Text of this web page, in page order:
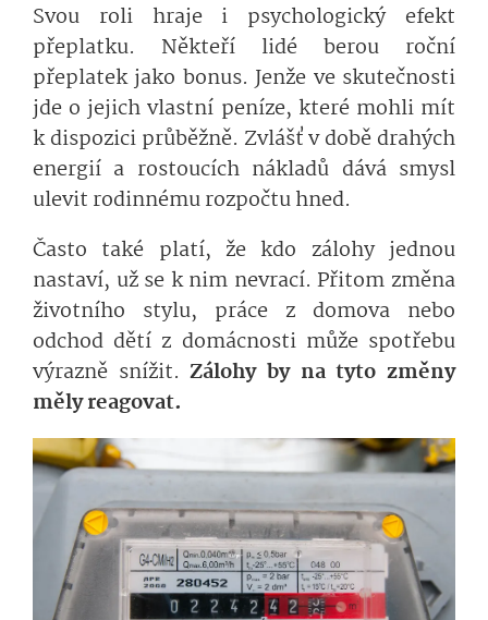
Svou roli hraje i psychologický efekt
přeplatku. Někteří lidé berou roční
přeplatek jako bonus. Jenže ve skutečnosti
jde o jejich vlastní peníze, které mohli mít
k dispozici průběžně. Zvlášť v době drahých
energií a rostoucích nákladů dává smysl
ulevit rodinnému rozpočtu hned.
Často také platí, že kdo zálohy jednou
nastaví, už se k nim nevrací. Přitom změna
životního stylu, práce z domova nebo
odchod dětí z domácnosti může spotřebu
výrazně snížit.Zálohy by na tyto změny
měly reagovat.